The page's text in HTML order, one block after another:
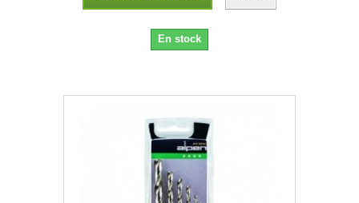
En stock